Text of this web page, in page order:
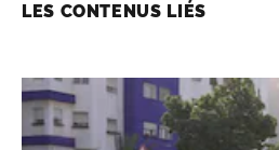
LES CONTENUS LIÉS